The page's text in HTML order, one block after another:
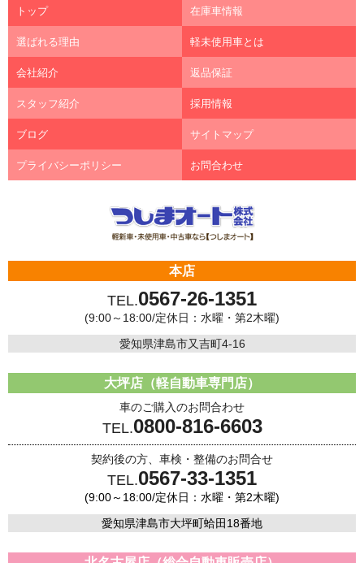
トップ 在庫車情報
選ばれる理由 軽未使用車とは
会社紹介 返品保証
スタッフ紹介 採用情報
ブログ サイトマップ
プライバシーポリシー お問合わせ
本店
TEL.0567-26-1351
(9:00～18:00/定休日：水曜・第2木曜)
愛知県津島市又吉町4-16
大坪店（軽自動車専門店）
車のご購入のお問合わせ
TEL.0800-816-6603
契約後の方、車検・整備のお問合せ
TEL.0567-33-1351
(9:00～18:00/定休日：水曜・第2木曜)
愛知県津島市大坪町蛤田18番地